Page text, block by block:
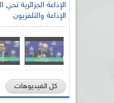
الإذاعة والتلفزيون
كل الفيديوهات